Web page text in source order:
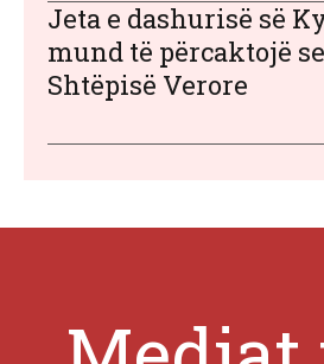
Jeta e dashurisë së
mund të përcaktojë
Shtëpisë Verore